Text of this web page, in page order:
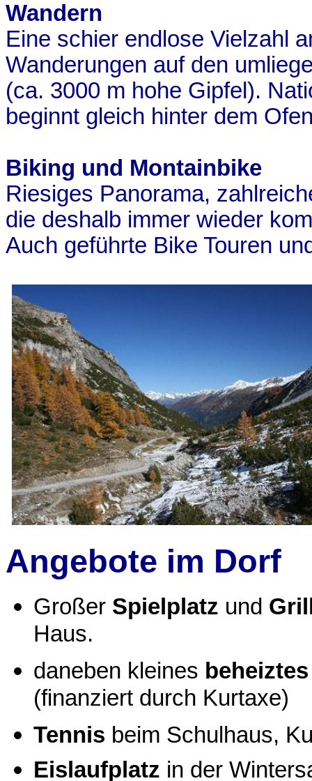
Wandern
Eine schier endlose Vielzahl
Wanderungen auf den
(ca. 3000 m hohe Gipfel).
beginnt gleich hinter dem
Biking und Montainbike
Riesiges Panorama,
die deshalb immer wieder
Auch geführte Bike Touren
Angebote im Dorf
Großer Spielplatz und
Haus.
daneben kleines
(finanziert durch Kurtaxe)
Tennis beim Schulhaus,
Eislaufplatz in der